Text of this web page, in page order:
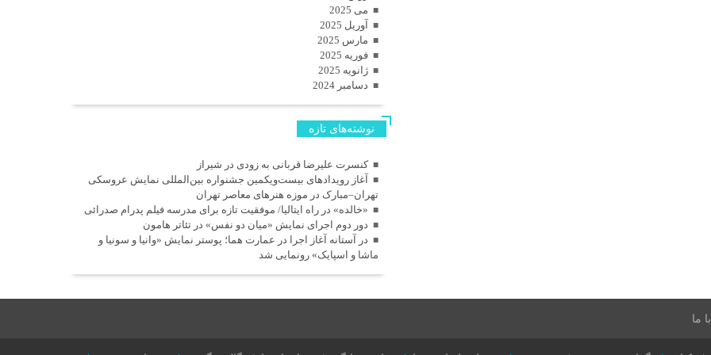
می 2025
آوریل 2025
مارس 2025
فوریه 2025
ژانویه 2025
دسامبر 2024
نوشته‌های تازه
کنسرت علیرضا قربانی به زودی در شیراز
آغاز رویدادهای بیست‌ویکمین جشنواره بین‌المللی نمایش عروسکی
تهران–مبارک در موزه هنرهای معاصر تهران
«خالده» در راه ایتالیا/ موفقیت تازه برای مدرسه فیلم پدرام صدرائی
دور دوم اجرای نمایش «میان دو نفس» در تئاتر هامون
در آستانه آغاز اجرا در عمارت هما؛ پوستر نمایش «وانیا و سونیا و
ماشا و اسپایک» رونمایی شد
ما